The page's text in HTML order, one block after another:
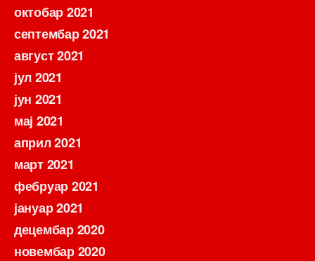
октобар 2021
септембар 2021
август 2021
јул 2021
јун 2021
мај 2021
април 2021
март 2021
фебруар 2021
јануар 2021
децембар 2020
новембар 2020